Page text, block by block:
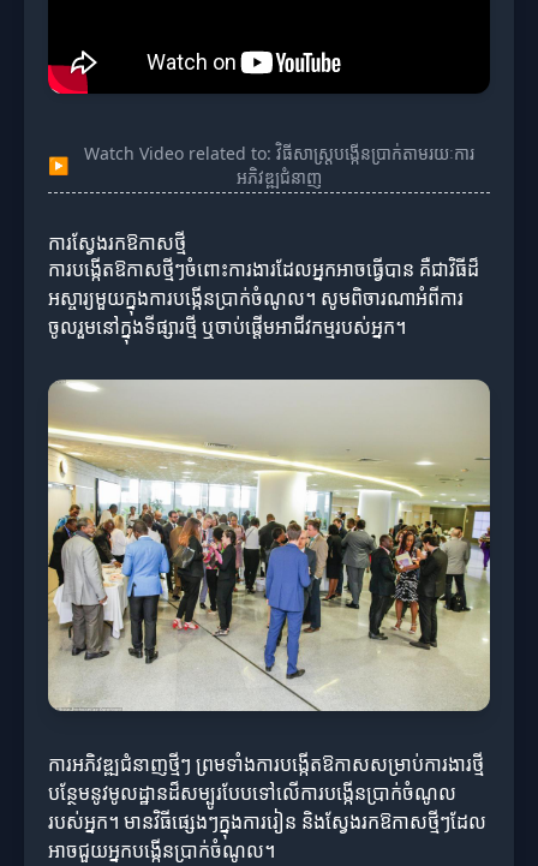
▶
Watch Video related to: វិធីសាស្ត្របង្កើនប្រាក់តាមរយៈការ
អភិវឌ្ឍជំនាញ
ការស្វែងរកឱកាសថ្មី
ការបង្កើតឱកាសថ្មីៗចំពោះការងារដែលអ្នកអាចធ្វើបាន គឺជាវិធីដ៏
អស្ចារ្យមួយក្នុងការបង្កើនប្រាក់ចំណូល។ សូមពិចារណាអំពីការ
ចូលរួមនៅក្នុងទីផ្សារថ្មី ឬចាប់ផ្តើមអាជីវកម្មរបស់អ្នក។
ការអភិវឌ្ឍជំនាញថ្មីៗ ព្រមទាំងការបង្កើតឱកាសសម្រាប់ការងារថ្មី
បន្ថែមនូវមូលដ្ឋានដ៏សម្បូរបែបទៅលើការបង្កើនប្រាក់ចំណូល
របស់អ្នក។ មានវិធីផ្សេងៗក្នុងការរៀន និងស្វែងរកឱកាសថ្មីៗដែល
អាចជួយអ្នកបង្កើនប្រាក់ចំណូល។